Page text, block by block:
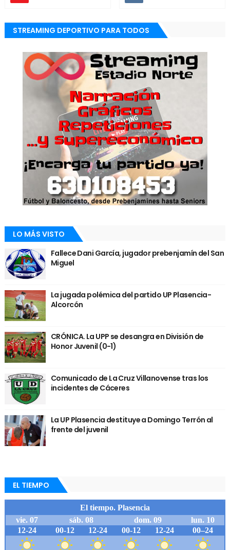
STREAMING DEPORTIVO PARA TODOS
LO MÁS VISTO
Fallece Dani García, jugador prebenjamín del San
Miguel
La jugada polémica del partido UP Plasencia-
Alcorcón
CRÓNICA. La UPP se desangra en División de
Honor Juvenil (0-1)
Comunicado de La Cruz Villanovense tras los
incidentes de Cáceres
La UP Plasencia destituye a Domingo Terrón al
frente del juvenil
EL TIEMPO